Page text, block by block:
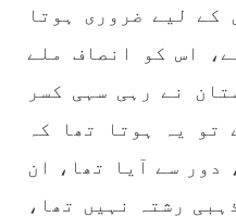
تیسرا کونسل سیشن 17،16 اور 18 جون کو کوئٹہ میں
کہا ہے کہ تنظیم کا
بیاد شہید صبا
کے لیے ضروری ہوتا
اس کو انصاف ملے
نے رہی سہی کسر
تو یہ ہوتا تھا کہ
دور سے آیا تھا، ان
رشتہ نہیں تھا،